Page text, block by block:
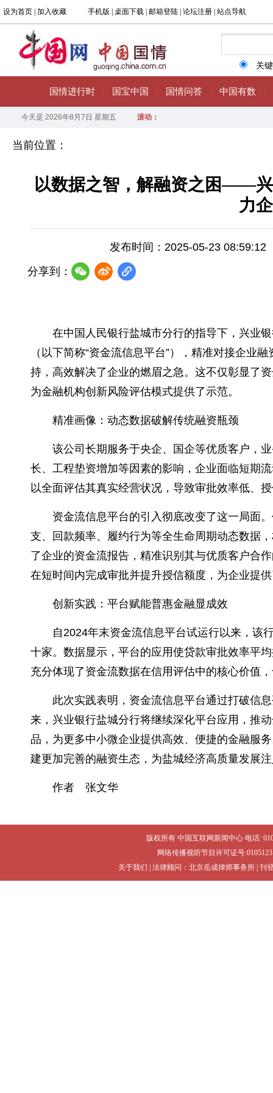
当前位置：
以数据之智，解融资之困——
力
发布时间：2025-05-23 08:59:12
分享到：
在中国人民银行盐城市分行的指导下，兴业
（以下简称“资金流信息平台”），精准对接企业
持，高效解决了企业的燃眉之急。这不仅彰显了
为金融机构创新风险评估模式提供了示范。
精准画像：动态数据破解传统融资瓶颈
该公司长期服务于央企、国企等优质客户，
长、工程垫资增加等因素的影响，企业面临短期
以全面评估其真实经营状况，导致审批效率低、
资金流信息平台的引入彻底改变了这一局面
支、回款频率、履约行为等全生命周期动态数据
了企业的资金流报告，精准识别其与优质客户合
在短时间内完成审批并提升授信额度，为企业提
创新实践：平台赋能普惠金融显成效
自2024年末资金流信息平台试运行以来，该
十家。数据显示，平台的应用使贷款审批效率平
充分体现了资金流数据在信用评估中的核心价值
此次实践表明，资金流信息平台通过打破信
来，兴业银行盐城分行将继续深化平台应用，推
品，为更多中小微企业提供高效、便捷的金融服
建更加完善的融资生态，为盐城经济高质量发展
作者 张文华